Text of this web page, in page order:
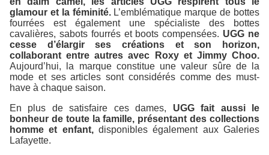
glamour et la féminité.L’emblématique marque de bottes
fourrées est également une spécialiste des bottes
cavalières, sabots fourrés et boots compensées. UGG ne
cesse d’élargir ses créations et son horizon,
collaborant entre autres avec Roxy et Jimmy Choo.
Aujourd’hui, la marque constitue une valeur sûre de la
mode et ses articles sont considérés comme des must-
have à chaque saison.
En plus de satisfaire ces dames, UGG fait aussi le
bonheur de toute la famille, présentant des collections
homme et enfant,disponibles également aux Galeries
Lafayette.